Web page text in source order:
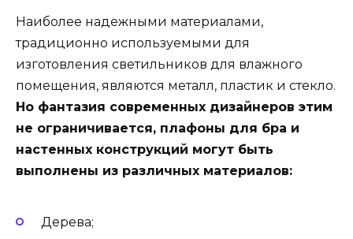
Наиболее надежными материалами,
традиционно используемыми для
изготовления светильников для влажного
помещения, являются металл, пластик и стекло.
Но фантазия современных дизайнеров этим
не ограничивается, плафоны для бра и
настенных конструкций могут быть
выполнены из различных материалов:
Дерева;